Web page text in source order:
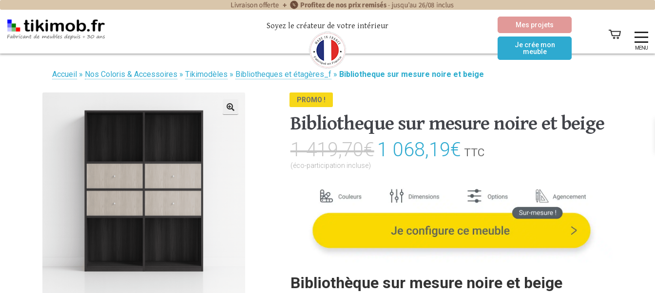
MENU
Mes projets
Je crée mon
meuble
Soyez le créateur de votre intérieur
Accueil » Nos Coloris & Accessoires » Tikimodèles » Bibliotheques et étagères_f » Bibliotheque sur mesure noire et beige
PROMO !
Bibliotheque sur mesure noire et beige
1 419,70€Le
initial
était :
419,70€.
1 068,19€Le
actuel
est :
1
068,19€.
TTC
(éco-participation incluse)
Bibliothèque sur mesure noire et beige